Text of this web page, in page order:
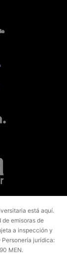
está aquí.
de emisoras de
a inspección y
jurídica:
MEN.